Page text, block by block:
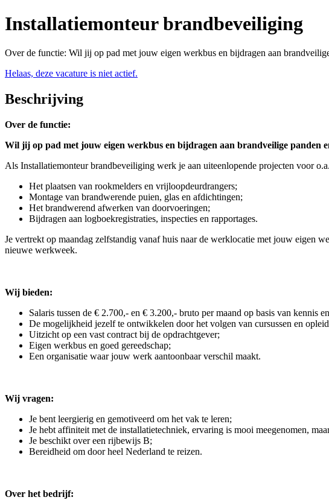
Installatiemonteur brandbeveiliging
Over de functie: Wil jij op pad met jouw eigen werkbus en bijdragen aan
Helaas, deze vacature is niet actief.
Beschrijving
Over de functie:
Wil jij op pad met jouw eigen werkbus en bijdragen aan brandveilige panden
Als Installatiemonteur brandbeveiliging werk je aan uiteenlopende projecten voor
Het plaatsen van rookmelders en vrijloopdeurdrangers;
Montage van brandwerende puien, glas en afdichtingen;
Het brandwerend afwerken van doorvoeringen;
Bijdragen aan logboekregistraties, inspecties en rapportages.
Je vertrekt op maandag zelfstandig vanaf huis naar de werklocatie met jouw eigen
nieuwe werkweek.
Wij bieden:
Salaris tussen de € 2.700,- en € 3.200,- bruto per maand op basis van kennis
De mogelijkheid jezelf te ontwikkelen door het volgen van cursussen en
Uitzicht op een vast contract bij de opdrachtgever;
Eigen werkbus en goed gereedschap;
Een organisatie waar jouw werk aantoonbaar verschil maakt.
Wij vragen:
Je bent leergierig en gemotiveerd om het vak te leren;
Je hebt affiniteit met de installatietechniek, ervaring is mooi meegenomen,
Je beschikt over een rijbewijs B;
Bereidheid om door heel Nederland te reizen.
Over het bedrijf: